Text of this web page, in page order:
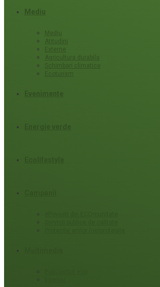
Mediu
Mediu
Atitudini
Externe
Agricultura durabila
Schimbari climatice
Ecoturism